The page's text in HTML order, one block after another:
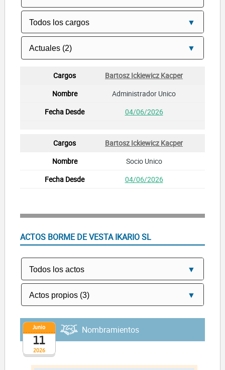
Bartosz Ickiewicz Kacper
Administrador Unico
04/06/2026
Bartosz Ickiewicz Kacper
Socio Unico
04/06/2026
ACTOS BORME DE VESTA IKARIO SL
2026
Junio
11
Nombramientos